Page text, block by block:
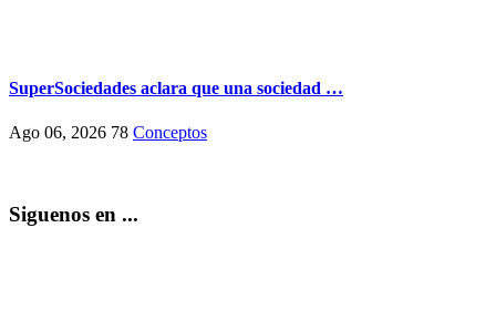
SuperSociedades aclara que una sociedad …
Ago 06, 2026 78 Conceptos
Siguenos en ...